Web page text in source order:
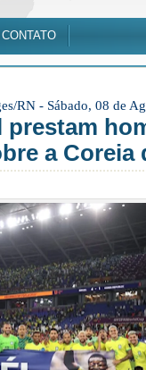
CONTATO
RN - Sábado, 08 de
a Coreia